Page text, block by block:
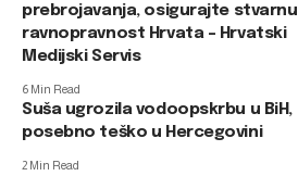
prebrojavanja, osigurajte stvarnu
ravnopravnost Hrvata – Hrvatski
Medijski Servis
6 Min Read
Suša ugrozila vodoopskrbu u BiH,
posebno teško u Hercegovini
2 Min Read